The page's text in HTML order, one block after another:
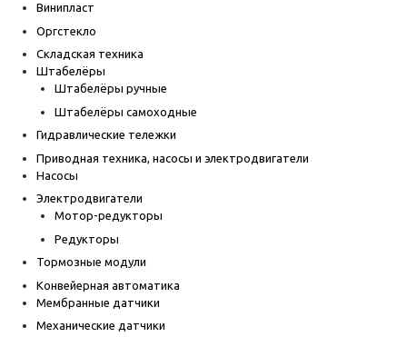
Винипласт
Оргстекло
Складская техника
Штабелёры
Штабелёры ручные
Штабелёры самоходные
Гидравлические тележки
Приводная техника, насосы и электродвигатели
Насосы
Электродвигатели
Мотор-редукторы
Редукторы
Тормозные модули
Конвейерная автоматика
Мембранные датчики
Механические датчики